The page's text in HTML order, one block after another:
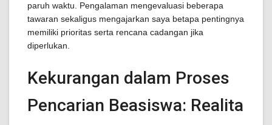
paruh waktu. Pengalaman mengevaluasi beberapa
tawaran sekaligus mengajarkan saya betapa pentingnya
memiliki prioritas serta rencana cadangan jika
diperlukan.
Kekurangan dalam Proses
Pencarian Beasiswa: Realita